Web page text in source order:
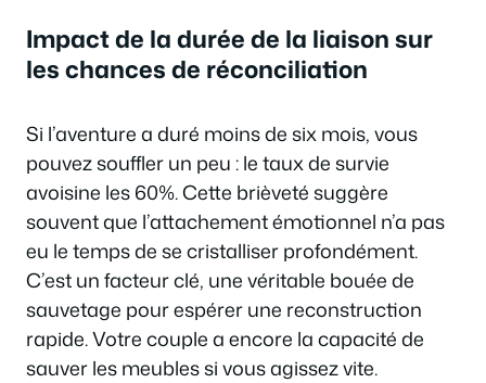
Impact de la durée de la liaison sur
les chances de réconciliation
Si l’aventure a duré moins de six mois, vous
pouvez souffler un peu : le taux de survie
avoisine les 60%. Cette brièveté suggère
souvent que l’attachement émotionnel n’a pas
eu le temps de se cristalliser profondément.
C’est un facteur clé, une véritable bouée de
sauvetage pour espérer une reconstruction
rapide. Votre couple a encore la capacité de
sauver les meubles si vous agissez vite.